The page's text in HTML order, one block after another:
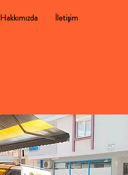
Hakkımızda İletişim